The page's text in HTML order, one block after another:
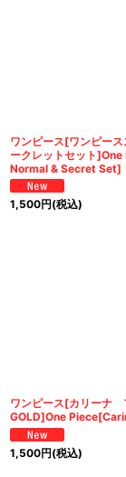
ワンピース[ワンピー
ークレットセット
Normal & Secret Set]
1,500円(税込)
ワンピース[カリーナ
GOLD]One
1,500円(税込)